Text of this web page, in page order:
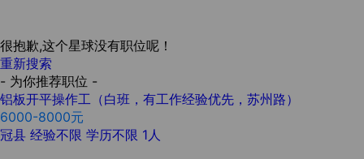
很抱歉,这个星球没有职位呢！
重新搜索
- 为你推荐职位 -
铝板开平操作工（白班，有工作经验优先，苏州路）
6000-8000元
冠县 经验不限 学历不限 1人